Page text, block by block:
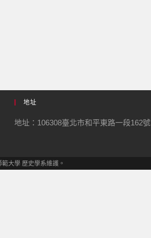
地址
地址：106308臺北市和平東路一段162號
大學 歷史學系維護。